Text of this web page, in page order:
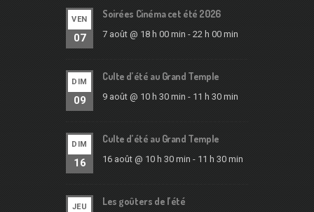
VEN
07
Soirées Cinéma cet été 2026
7 août @ 18 h 00 min - 22 h 00 min
DIM
09
Culte d’été au Grand Temple
9 août @ 10 h 30 min - 11 h 30 min
DIM
16
Culte d’été au Grand Temple
16 août @ 10 h 30 min - 11 h 30 min
JEU Les goûters de l’été